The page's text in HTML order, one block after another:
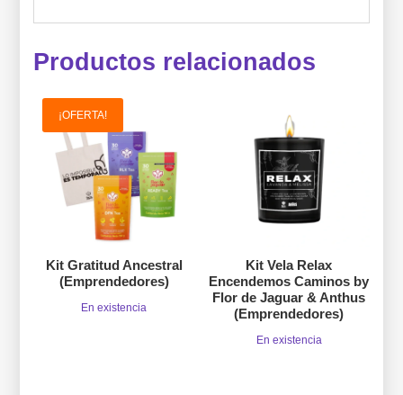
Productos relacionados
¡OFERTA!
Kit Gratitud Ancestral
(Emprendedores)
En existencia
Kit Vela Relax
Encendemos Caminos by
Flor de Jaguar & Anthus
(Emprendedores)
En existencia